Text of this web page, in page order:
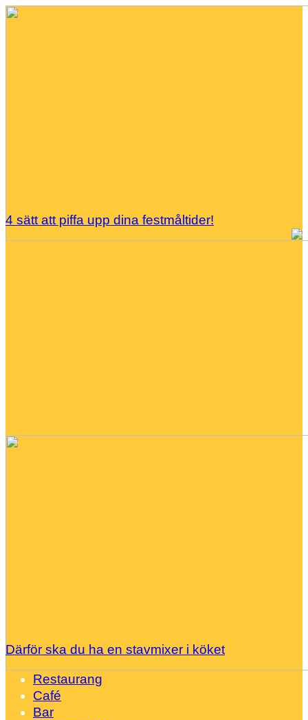
4 sätt att piffa upp dina festmåltider!
Därför ska du ha en stavmixer i köket
Restaurang
Café
Bar